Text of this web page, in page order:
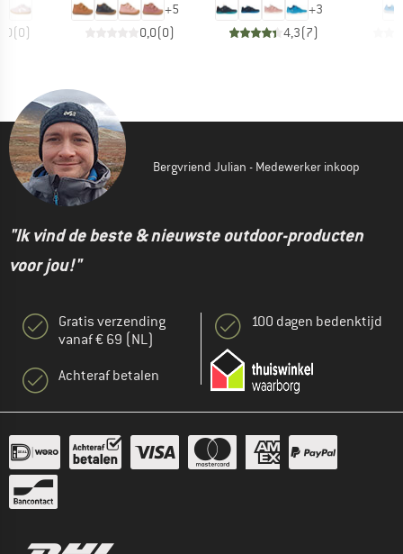
(0)
+5
0,0(0)
+3
4,3(7)
Bergvriend Julian - Medewerker inkoop
"Ik vind de beste & nieuwste outdoor-producten
voor jou!"
Gratis verzending
vanaf € 69 (NL)
Achteraf betalen
100 dagen bedenktijd